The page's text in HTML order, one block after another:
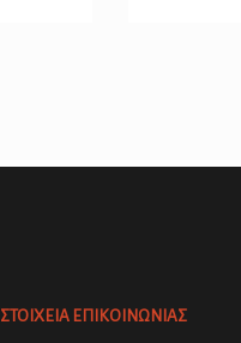
ΣΤΟΙΧΕΙΑ ΕΠΙΚΟΙΝΩΝΙΑΣ